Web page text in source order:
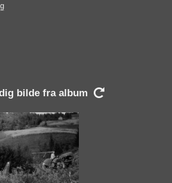
bilde fra album 